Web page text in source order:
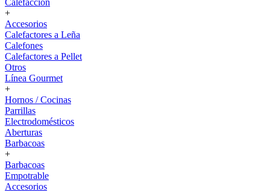
Calefacción
+
Accesorios
Calefactores a Leña
Calefones
Calefactores a Pellet
Otros
Línea Gourmet
+
Hornos / Cocinas
Parrillas
Electrodomésticos
Aberturas
Barbacoas
+
Barbacoas
Empotrable
Accesorios